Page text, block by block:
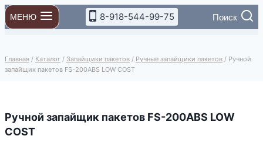
Перейти
к
содержимому
МЕНЮ 8-918-544-99-75 Поиск
Главная / Каталог / Запайщики пакетов / Ручные запайщики пакетов / Ручной
запайщик пакетов FS-200ABS LOW COST
Ручной запайщик пакетов FS-200ABS LOW
COST